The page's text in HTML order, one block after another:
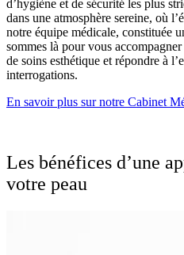
d’hygiène et de sécurité les plus
dans une atmosphère sereine, où
notre équipe médicale, constituée
sommes là pour vous
de soins esthétique et répondre à
interrogations.
En savoir plus sur notre Cabinet
Les bénéfices d’une
votre peau